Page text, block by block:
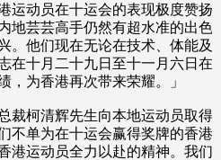
运动员在十运会的表现极度赞扬
地芸芸高手仍然有超水准的出色
。他们现在无论在技术、体能及
在十月二十九日至十一月六日在
，为香港再次带来荣耀。」
裁柯清辉先生向本地运动员取得
不单为在十运会赢得奖牌的香港
港运动员全力以赴的精神。我们